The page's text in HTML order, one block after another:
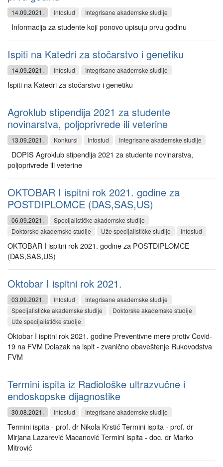
14.09.2021. Infostud Integrisane akademske studije
Informacija za studente koji ponovo upisuju prvu godinu
Ispiti na Katedri za stočarstvo i genetiku
14.09.2021. Infostud Integrisane akademske studije
Ispiti na Katedri za stočarstvo i genetiku
Agroklub stipendija 2021 za studente
novinarstva, poljoprivrede ili veterine
13.09.2021. Konkursi Infostud Integrisane akademske studije
DOPIS Agroklub stipendija 2021 za studente novinarstva,
poljoprivrede ili veterine
OKTOBAR I ispitni rok 2021. godine za
POSTDIPLOMCE (DAS,SAS,US)
06.09.2021.
Specijalističke akademske studije
Doktorske akademske studije
Uže specijalističke studije Infostud
OKTOBAR I ispitni rok 2021. godine za POSTDIPLOMCE
(DAS,SAS,US)
Oktobar I ispitni rok 2021.
03.09.2021. Infostud
Integrisane akademske studije
Specijalističke akademske studije
Doktorske akademske studije
Uže specijalističke studije
Oktobar I ispitni rok 2021. godine Preventivne mere protiv Covid-
19 na FVM Dolazak na ispit - zvanično obaveštenje Rukovodstva
FVM
Termini ispita iz Radiološke ultrazvučne i
endoskopske dijagnostike
30.08.2021. Infostud Integrisane akademske studije
Termini ispita - prof. dr Nikola Krstić Termini ispita - prof. dr
Mirjana Lazarević Macanović Termini ispita - doc. dr Marko
Mitrović